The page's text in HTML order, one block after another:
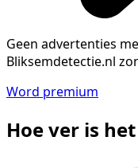
Geen advertenties
Bliksemdetectie.nl
Word premium
Hoe ver is